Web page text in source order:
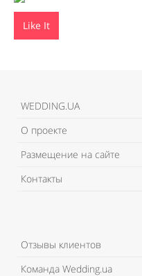
Like It
WEDDING.UA
О проекте
Размещение на сайте
Контакты
Отзывы клиентов
Команда Wedding.ua